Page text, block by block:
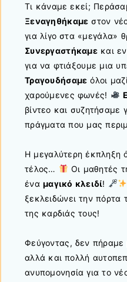
Τι κάναμε εκεί;
Ξεναγηθήκαμε στον
για λίγο στα «μεγάλα»
Συνεργαστήκαμεκαι
για να φτιάξουμε μια
Τραγουδήσαμε όλοι
χαρούμενες φωνές!
βίντεο και συζητήσαμε
πράγματα που μας
Η μεγαλύτερη έκπληξη
τέλος…
Οι μαθητές
ένα μαγικό κλειδί!
ξεκλειδώνει την πόρτα
της καρδιάς τους!
Φεύγοντας, δεν πήραμε
αλλά και πολλή
ανυπομονησία για το